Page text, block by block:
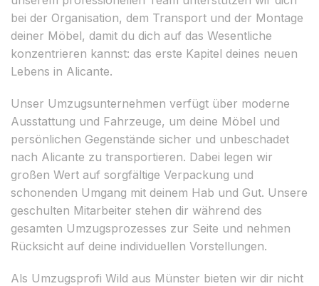
bei der Organisation, dem Transport und der Montage
deiner Möbel, damit du dich auf das Wesentliche
konzentrieren kannst: das erste Kapitel deines neuen
Lebens in Alicante.
Unser Umzugsunternehmen verfügt über moderne
Ausstattung und Fahrzeuge, um deine Möbel und
persönlichen Gegenstände sicher und unbeschadet
nach Alicante zu transportieren. Dabei legen wir
großen Wert auf sorgfältige Verpackung und
schonenden Umgang mit deinem Hab und Gut. Unsere
geschulten Mitarbeiter stehen dir während des
gesamten Umzugsprozesses zur Seite und nehmen
Rücksicht auf deine individuellen Vorstellungen.
Als Umzugsprofi Wild aus Münster bieten wir dir nicht